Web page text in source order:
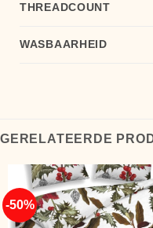
THREADCOUNT
WASBAARHEID
GERELATEERDE
-50%